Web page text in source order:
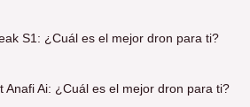
S1: ¿Cuál es el mejor dron para ti?
Anafi Ai: ¿Cuál es el mejor dron para ti?